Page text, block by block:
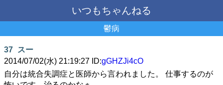
いつもちゃんねる
鬱病
37
スー
2014/07/02(水) 21:19:27 ID:gGHZJi4cO
自分は統合失調症と医師から言われました。 仕事するのが